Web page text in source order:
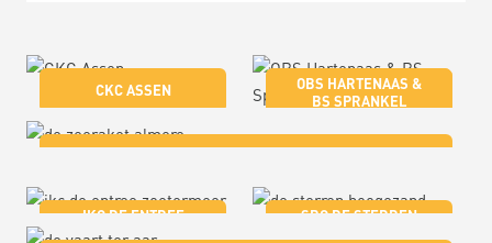
CKC ASSEN
OBS HARTENAAS &
BS SPRANKEL
IKC DE ENTREE
ZOETERMEER
SBO DE STERREN